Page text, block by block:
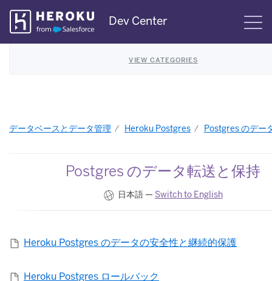
Skip
Navigation
Dev Center
VIEW CATEGORIES
データベースとデータ管理 Heroku Postgres Postgres のデー
Postgres のデータ転送と保持
日本語 — Switch to English
Heroku Postgres のデータの安全性と継続的保護
Heroku Postgres ロールバック